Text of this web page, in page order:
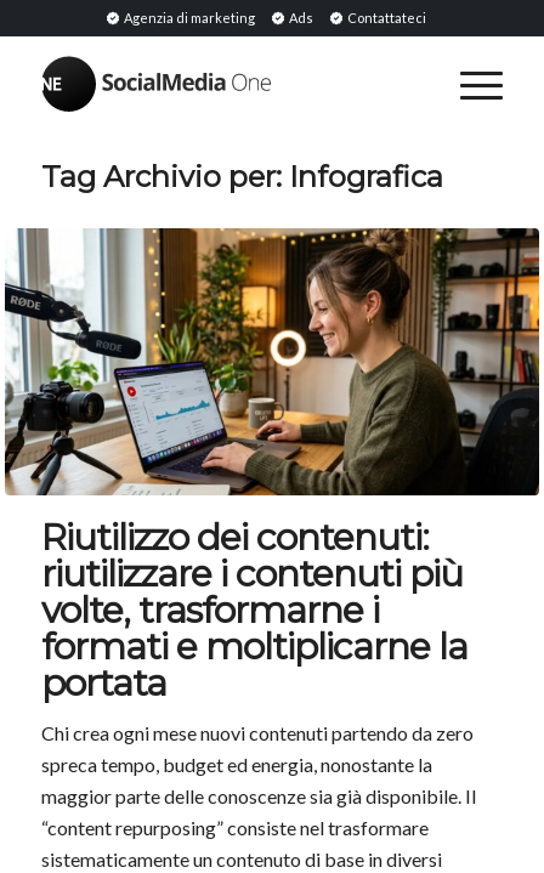
Agenzia di marketing Ads Contattateci
Tag Archivio per: Infografica
Riutilizzo dei contenuti:
riutilizzare i contenuti più
volte, trasformarne i
formati e moltiplicarne la
portata
Chi crea ogni mese nuovi contenuti partendo da zero
spreca tempo, budget ed energia, nonostante la
maggior parte delle conoscenze sia già disponibile. Il
“content repurposing” consiste nel trasformare
sistematicamente un contenuto di base in diversi